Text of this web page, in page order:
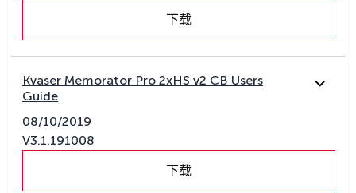
下载
Kvaser Memorator Pro 2xHS v2 CB Users
Guide
08/10/2019
V3.1.191008
下载